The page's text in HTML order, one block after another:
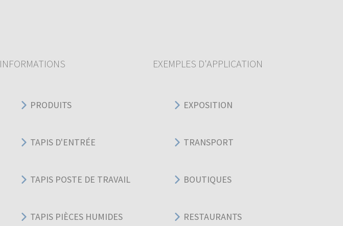
INFORMATIONS
PRODUITS
TAPIS D'ENTRÉE
TAPIS POSTE DE TRAVAIL
TAPIS PIÈCES HUMIDES
EXEMPLES D'APPLICATION
EXPOSITION
TRANSPORT
BOUTIQUES
RESTAURANTS